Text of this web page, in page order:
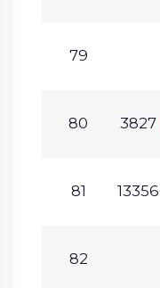
79
80 3827
81 13356
82